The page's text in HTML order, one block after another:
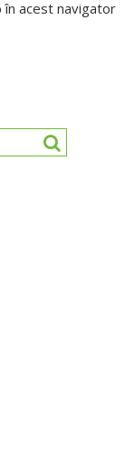
în acest navigator